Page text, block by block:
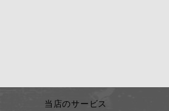
当店のサービス